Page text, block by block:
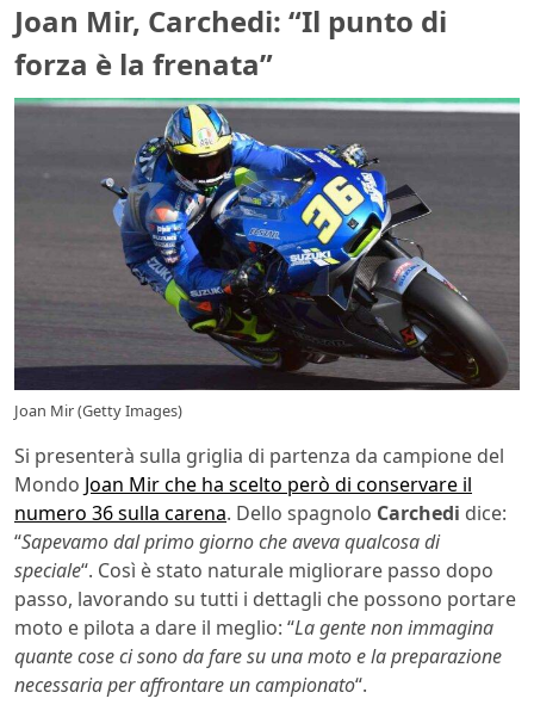
Joan Mir, Carchedi: “Il punto di
forza è la frenata”
Joan Mir (Getty Images)
Si presenterà sulla griglia di partenza da campione del
Mondo Joan Mir che ha scelto però di conservare il
numero 36 sulla carena. Dello spagnolo Carchedi dice:
“Sapevamo dal primo giorno che aveva qualcosa di
speciale“. Così è stato naturale migliorare passo dopo
passo, lavorando su tutti i dettagli che possono portare
moto e pilota a dare il meglio: “La gente non immagina
quante cose ci sono da fare su una moto e la preparazione
necessaria per affrontare un campionato“.